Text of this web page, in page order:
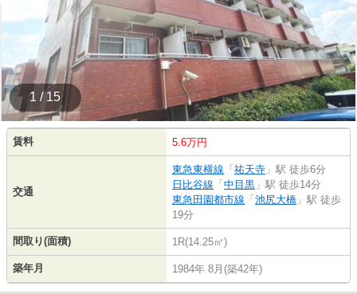
1 / 15
賃料 5.6万円
交通
東急東横線 「 祐天寺 」駅 徒歩6分
日比谷線 「 中目黒 」駅 徒歩14分
東急田園都市線 「 池尻大橋 」駅 徒歩
19分
間取り(面積) 1R(14.25㎡)
築年月 1984年 8月(築42年)